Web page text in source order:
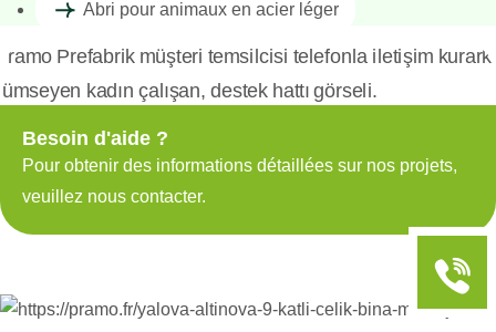
Abri pour animaux en acier léger
Besoin d'aide ?
Pour obtenir des informations détaillées sur nos projets,
veuillez nous contacter.